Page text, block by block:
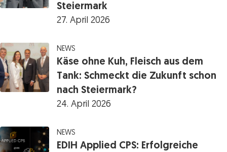
Steiermark
27. April 2026
NEWS
Käse ohne Kuh, Fleisch aus dem
Tank: Schmeckt die Zukunft schon
nach Steiermark?
24. April 2026
NEWS
EDIH Applied CPS: Erfolgreiche